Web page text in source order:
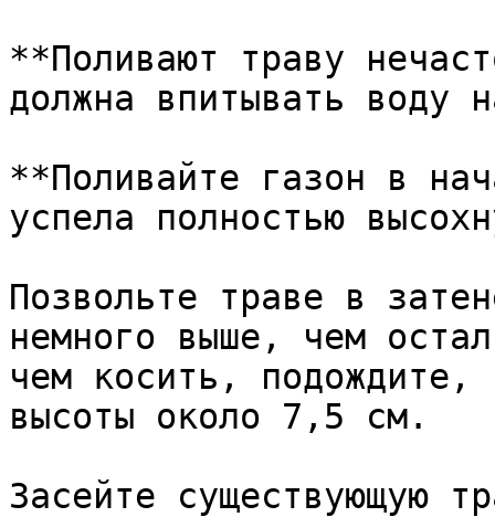
**Поливают траву
должна впитывать воду
**Поливайте газон в
успела полностью
Позвольте траве в
немного выше, чем
чем косить, подождите,
высоты около 7,5 см.
Засейте существующую